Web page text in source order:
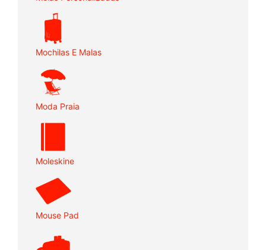
Mochilas E Malas
Moda Praia
Moleskine
Mouse Pad